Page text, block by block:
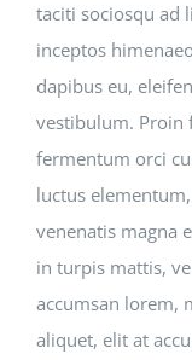
taciti sociosqu ad
inceptos
dapibus eu,
vestibulum. Proin
fermentum orci
luctus
venenatis magna
in turpis mattis,
accumsan lorem,
aliquet, elit at